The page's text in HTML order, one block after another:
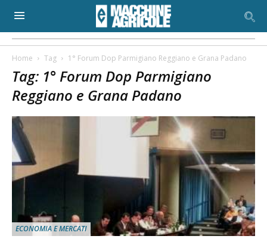
Home Tag 1° Forum Dop Parmigiano Reggiano e Grana Padano
Tag: 1° Forum Dop Parmigiano
Reggiano e Grana Padano
ECONOMIA E MERCATI